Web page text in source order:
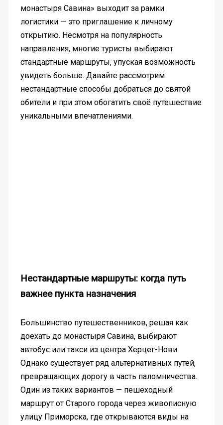
монастыря Савина» выходит за рамки
логистики — это приглашение к личному
открытию. Несмотря на популярность
направления, многие туристы выбирают
стандартные маршруты, упуская возможность
увидеть больше. Давайте рассмотрим
нестандартные способы добраться до святой
обители и при этом обогатить своё путешествие
уникальными впечатлениями.
Нестандартные маршруты: когда путь
важнее пункта назначения
Большинство путешественников, решая как
доехать до монастыря Савина, выбирают
автобус или такси из центра Херцег-Нови.
Однако существует ряд альтернативных путей,
превращающих дорогу в часть паломничества.
Один из таких вариантов — пешеходный
маршрут от Старого города через живописную
улицу Приморска, где открываются виды на